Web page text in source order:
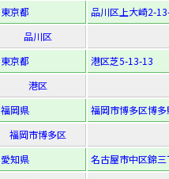
東京都
品川区上大崎2-
品川区
東京都
港区芝5-13-13
港区
福岡県
福岡市博多区博
福岡市博多区
愛知県
名古屋市中区錦